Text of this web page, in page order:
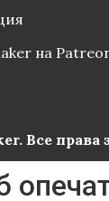
на
Все